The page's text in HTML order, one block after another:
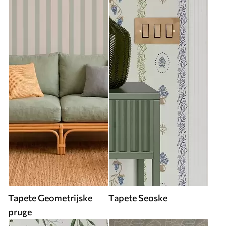
Tapete Geometrijske
pruge
Tapete Seoske